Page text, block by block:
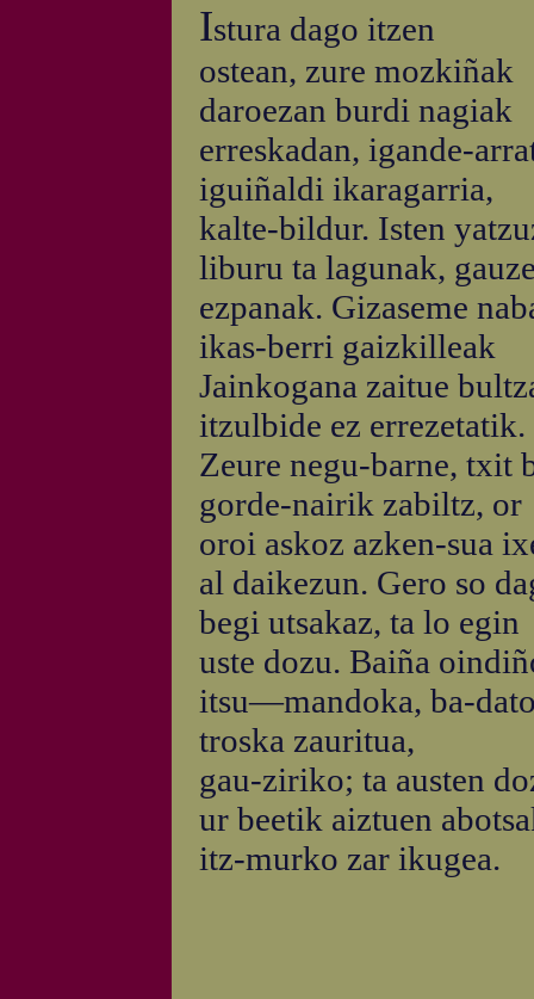
Istura dago itzen
ostean, zure mozkiñak
daroezan burdi nagiak
erreskadan, igande-
iguiñaldi ikaragarria,
kalte-bildur. Isten
liburu ta lagunak,
ezpanak. Gizaseme
ikas-berri gaizkilleak
Jainkogana zaitue
itzulbide ez errezetatik.
Zeure negu-barne, txit
gorde-nairik zabiltz, or
oroi askoz azken-sua
al daikezun. Gero so
begi utsakaz, ta lo egin
uste dozu. Baiña
itsu—mandoka, ba-
troska zauritua,
gau-ziriko; ta austen
ur beetik aiztuen
itz-murko zar ikugea.